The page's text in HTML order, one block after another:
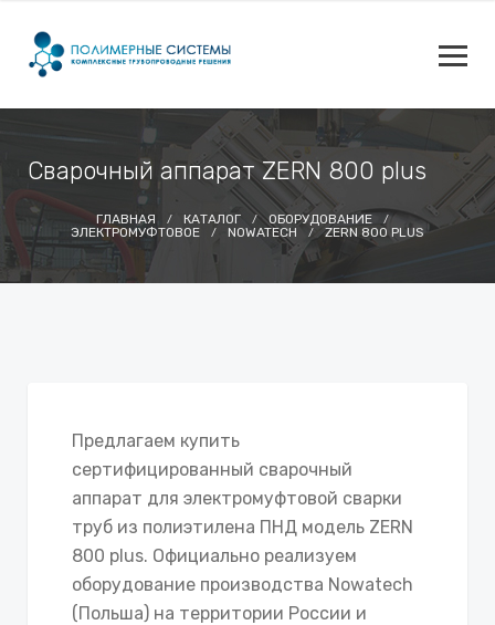
Сварочный аппарат ZERN 800 plus
ГЛАВНАЯ КАТАЛОГ
ОБОРУДОВАНИЕ
ЭЛЕКТРОМУФТОВОЕ
NOWATECH ZERN 800 PLUS
Предлагаем купить
сертифицированный сварочный
аппарат для электромуфтовой сварки
труб из полиэтилена ПНД модель ZERN
800 plus. Официально реализуем
оборудование производства Nowatech
(Польша) на территории России и